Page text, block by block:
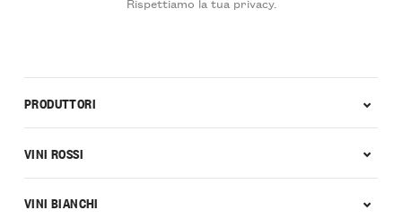
PRODUTTORI
VINI ROSSI
VINI BIANCHI